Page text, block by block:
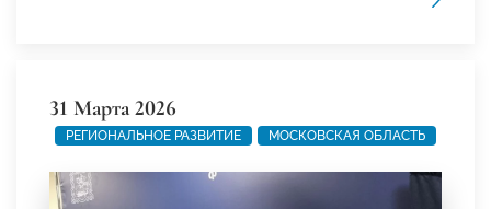
31 Марта 2026
РЕГИОНАЛЬНОЕ РАЗВИТИЕ МОСКОВСКАЯ ОБЛАСТЬ